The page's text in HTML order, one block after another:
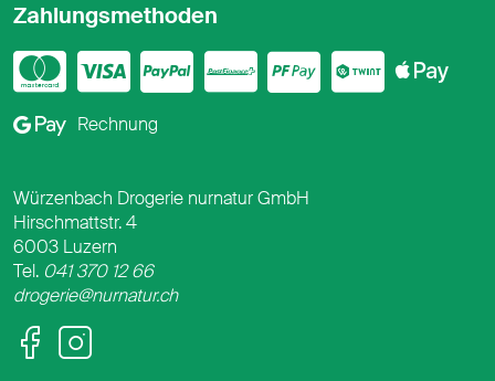
Zahlungsmethoden
Mastercard
VisaPayPal
PostFinance
Twint
Google Pay
Rechnung
Facebook
Instagram
Würzenbach Drogerie nurnatur GmbH
Hirschmattstr. 4
6003 Luzern
Tel. 041 370 12 66
drogerie@nurnatur.ch